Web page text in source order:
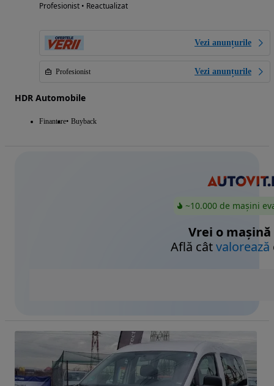
Profesionist • Reactualizat
Vezi anunțurile
Profesionist Vezi anunțurile
HDR Automobile
Finantare Buyback
~10.000 de mașini
Vrei o mașină
Află câtvalorează